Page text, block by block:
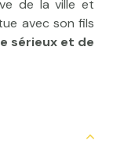
de la ville et
avec son fils
sérieux et de
nous permet